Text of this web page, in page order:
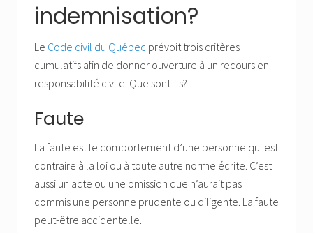
indemnisation?
Le Code civil du Québec prévoit trois critères
cumulatifs afin de donner ouverture à un recours en
responsabilité civile. Que sont-ils?
Faute
La faute est le comportement d’une personne qui est
contraire à la loi ou à toute autre norme écrite. C’est
aussi un acte ou une omission que n’aurait pas
commis une personne prudente ou diligente. La faute
peut-être accidentelle.